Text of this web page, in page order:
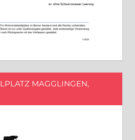
MAGGLINGEN,